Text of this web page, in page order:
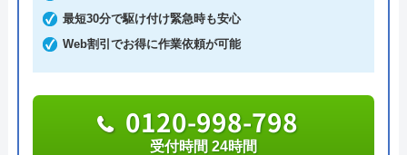
律3,300円で作業ごとに1,100円～（＋材料費）とな
っており、簡単な作業であれば比較的安く依頼でき
わかりやすい料金設定や丁寧な対応が好評で、取付
工事の場合は3年保証も付いているのでより安心で
最短30分で駆け付け緊急時も安心
Web割引でお得に作業依頼が可能
0120-998-798
受付時間 24時間